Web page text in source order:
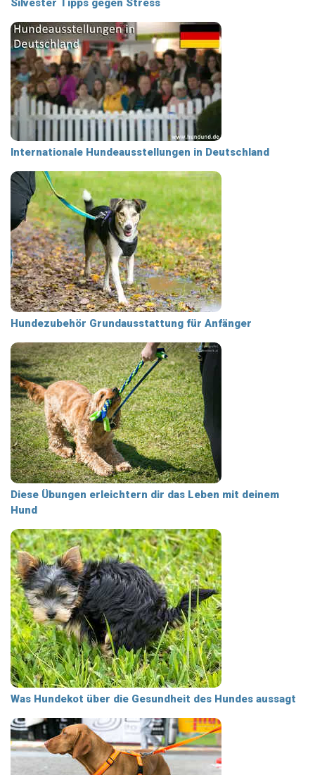
Silvester Tipps gegen Stress
Internationale Hundeausstellungen in Deutschland
Hundezubehör Grundausstattung für Anfänger
Diese Übungen erleichtern dir das Leben mit deinem
Hund
Was Hundekot über die Gesundheit des Hundes aussagt